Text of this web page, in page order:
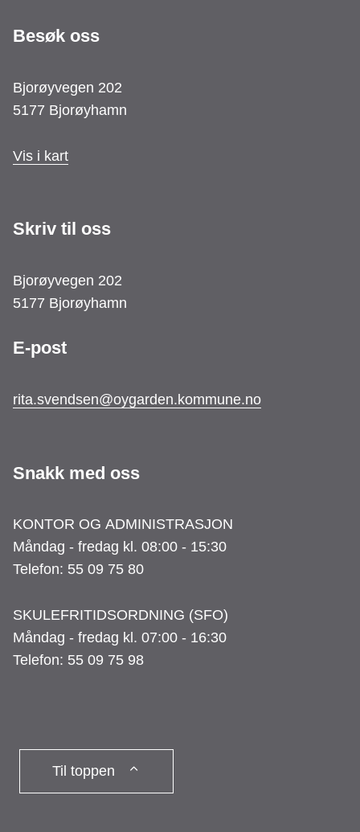
Besøk oss
Bjorøyvegen 202
5177 Bjorøyhamn
Vis i kart
Skriv til oss
Bjorøyvegen 202
5177 Bjorøyhamn
E-post
rita.svendsen@oygarden.kommune.no
Snakk med oss
KONTOR OG ADMINISTRASJON
Måndag - fredag kl. 08:00 - 15:30
Telefon: 55 09 75 80
SKULEFRITIDSORDNING (SFO)
Måndag - fredag kl. 07:00 - 16:30
Telefon: 55 09 75 98
Til toppen